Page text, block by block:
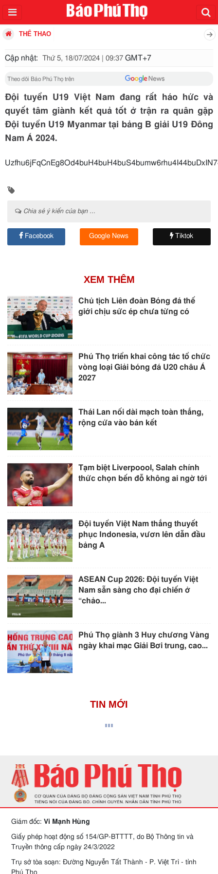
THỂ THAO
Cập nhật: Thứ 5, 18/07/2024 | 09:37 GMT+7
Theo dõi Báo Phú Thọ trên
Đội tuyển U19 Việt Nam đang rất háo hức và
quyết tâm giành kết quả tốt ở trận ra quân gặp
Đội tuyển U19 Myanmar tại bảng B giải U19 Đông
Nam Á 2024.
Chia sẻ ý kiến của bạn ...
Facebook Google News Tiktok
XEM THÊM
Chủ tịch Liên đoàn Bóng đá thế
giới chịu sức ép chưa từng có
Phú Thọ triển khai công tác tổ chức
vòng loại Giải bóng đá U20 châu Á
2027
Thái Lan nối dài mạch toàn thắng,
rộng cửa vào bán kết
Tạm biệt Liverpoool, Salah chính
thức chọn bến đỗ không ai ngờ tới
Đội tuyển Việt Nam thắng thuyết
phục Indonesia, vươn lên dẫn đầu
bảng A
ASEAN Cup 2026: Đội tuyển Việt
Nam sẵn sàng cho đại chiến ở
“chảo...
Phú Thọ giành 3 Huy chương Vàng
ngày khai mạc Giải Bơi trung, cao...
TIN MỚI
Giám đốc: Vi Mạnh Hùng
Giấy phép hoạt động số 154/GP-BTTTT, do Bộ Thông tin và
Truyền thông cấp ngày 24/3/2022
Trụ sở tòa soạn: Đường Nguyễn Tất Thành - P. Việt Trì - tỉnh
Phú Thọ